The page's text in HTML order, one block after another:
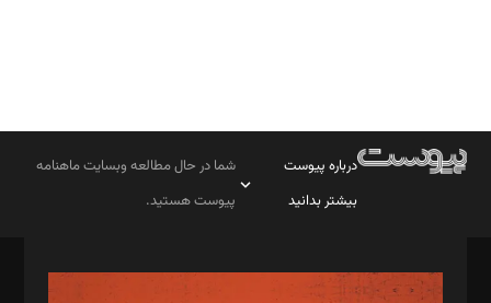
درباره پیوست
بیشتر بدانید
شما در حال مطالعه وبسایت ماهنامه
پیوست هستید.
مدیر مسئول: محمدباقر اثنی‌عشری